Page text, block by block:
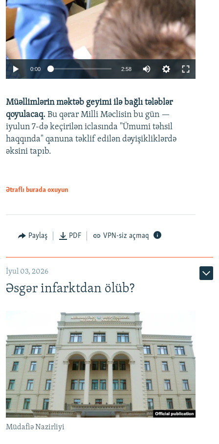
Auto 240p 360p 480p
720p 1080p
0:00 2:58
360p
480p
720p
Müəllimlərin məktəb geyimi ilə bağlı tələblər
qoyulacaq. Bu qərar Milli Məclisin bu gün —
iyulun 7-də keçirilən iclasında "Ümumi təhsil
haqqında" qanuna təklif edilən dəyişikliklərdə
əksini tapıb.
Ətraflı burada oxuyun
Paylaş PDF VPN-siz açmaq
İyul 03, 2026
Əsgər infarktdan ölüb?
Müdafiə Nazirliyi